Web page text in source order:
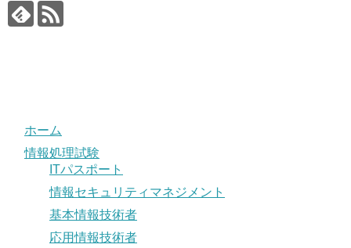
ホーム
情報処理試験
ITパスポート
情報セキュリティマネジメント
基本情報技術者
応用情報技術者